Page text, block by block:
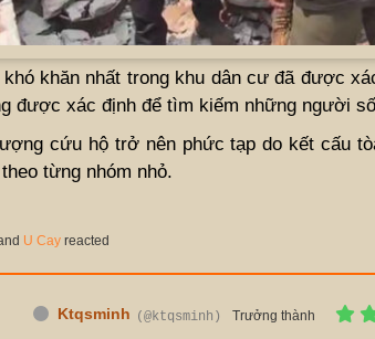
khăn nhất trong khu dân cư đã được
được xác định để tìm kiếm những người
cứu hộ trở nên phức tạp do kết cấu
từng nhóm nhỏ.
U Cay reacted
Ktqsminh (@ktqsminh) Trưởng thành